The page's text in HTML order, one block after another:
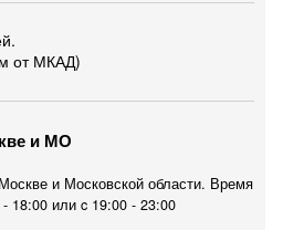
от МКАД)
и МО
и Московской области. Время
18:00 или c 19:00 - 23:00